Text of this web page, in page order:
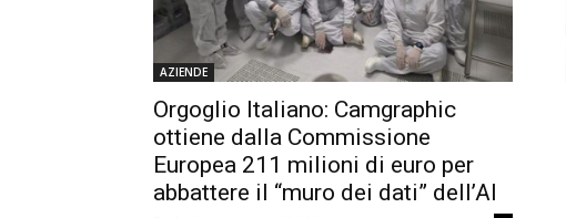
AZIENDE
Orgoglio Italiano: Camgraphic
ottiene dalla Commissione
Europea 211 milioni di euro per
abbattere il “muro dei dati” dell’AI